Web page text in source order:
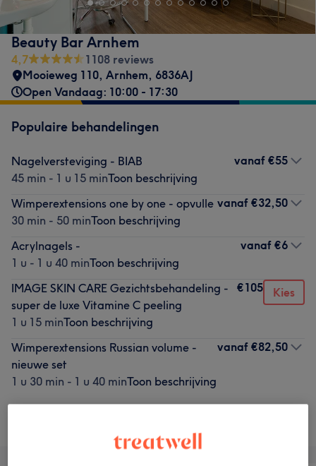
Beauty Bar Arnhem
4,7
1108 reviews
Mooieweg 110, Arnhem, 6836AJ
Open Vandaag: 10:00 - 17:30
Populaire behandelingen
Nagelversteviging - BIAB
45 min - 1 u 15 minToon beschrijving
vanaf €55
Wimperextensions one by one - opvulle
30 min - 50 minToon beschrijving
vanaf €32,50
Acrylnagels -
1 u - 1 u 40 minToon beschrijving
vanaf €6
IMAGE SKIN CARE Gezichtsbehandeling -
super de luxe Vitamine C peeling
1 u 15 minToon beschrijving
€105 Kies
Wimperextensions Russian volume -
nieuwe set
1 u 30 min - 1 u 40 minToon beschrijving
vanaf €82,50